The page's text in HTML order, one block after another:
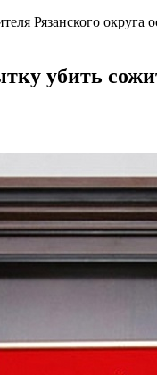
Рязанского округа
убить